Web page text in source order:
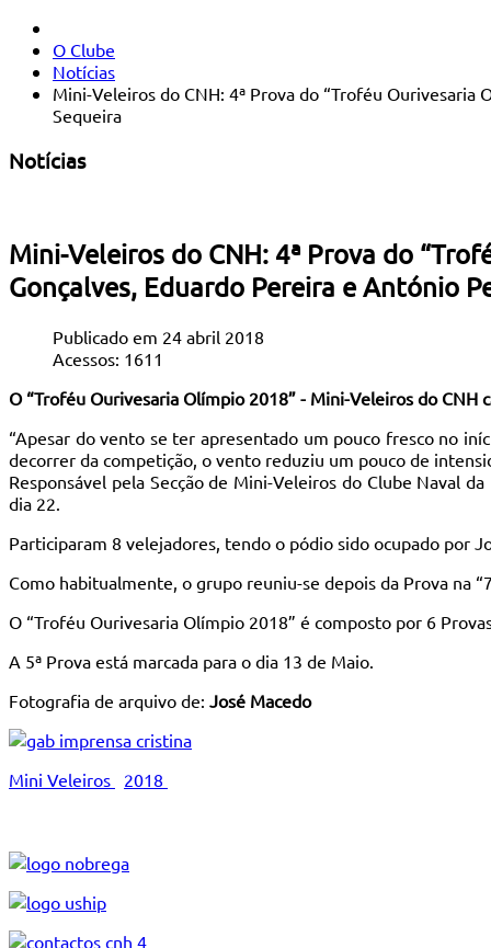
O Clube
Notícias
Mini-Veleiros do CNH: 4ª Prova do “Troféu
Sequeira
Notícias
Mini-Veleiros do CNH: 4ª Prova do
Gonçalves, Eduardo Pereira e António
Publicado em 24 abril 2018
Acessos: 1611
O “Troféu Ourivesaria Olímpio 2018” - Mini-Veleiros do CNH
“Apesar do vento se ter apresentado um pouco fresco no
decorrer da competição, o vento reduziu um pouco de
Responsável pela Secção de Mini-Veleiros do Clube Naval
dia 22.
Participaram 8 velejadores, tendo o pódio sido ocupado por
Como habitualmente, o grupo reuniu-se depois da Prova na
O “Troféu Ourivesaria Olímpio 2018” é composto por 6
A 5ª Prova está marcada para o dia 13 de Maio.
Fotografia de arquivo de: José Macedo
Mini Veleiros 2018